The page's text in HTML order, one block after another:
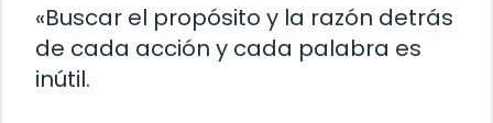
«Buscar el propósito y la razón detrás
de cada acción y cada palabra es
inútil.